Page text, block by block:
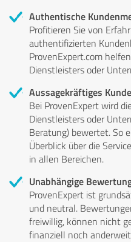
Authentische
Profitieren Sie von
authentifizierten
ProvenExpert.com
Dienstleisters oder
Aussagekräftiges
Bei ProvenExpert wird
Dienstleisters oder
Beratung) bewertet. So
Überblick über die
in allen Bereichen.
Unabhängige
ProvenExpert ist
und neutral.
freiwillig, können nicht
finanziell noch